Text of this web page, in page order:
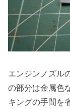
エンジンノズル
の部分は金属色
キングの手間を